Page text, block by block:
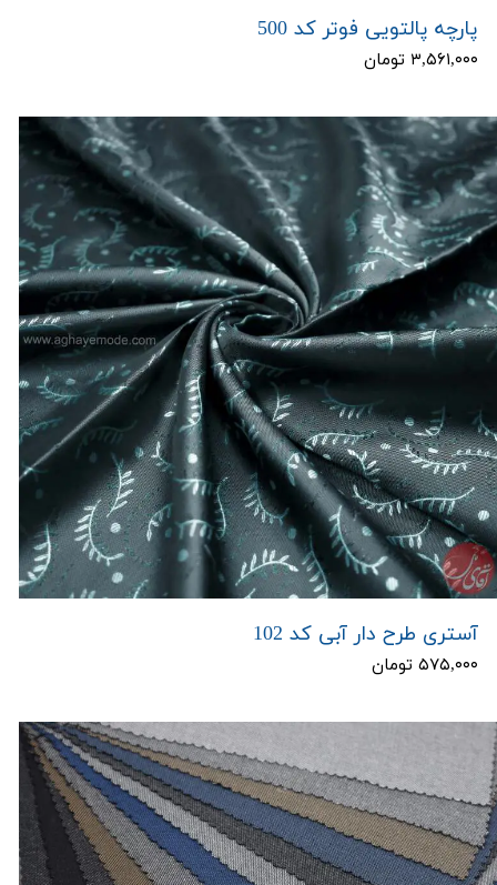
پارچه پالتویی فوتر کد 500
۳,۵۶۱,۰۰۰ تومان
آستری طرح دار آبی کد 102
۵۷۵,۰۰۰ تومان